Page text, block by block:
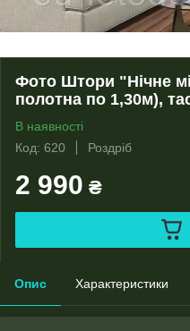
Фото Штори "Нічне
полотна по 1,30м),
В наявності
Код: 620
Роздріб
2 990 ₴
Опис Характеристики